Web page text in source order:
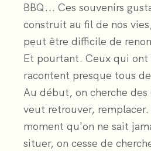
BBQ... Ces souvenirs
construit au fil de nos
peut être difficile de
Et pourtant. Ceux qui
racontent presque tous
Au début, on cherche
veut retrouver,
moment qu'on ne sait
situer, on cesse de